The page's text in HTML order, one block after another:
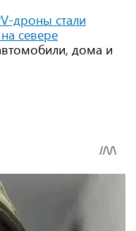
дроны стали
севере
дома и